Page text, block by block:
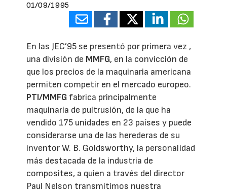
01/09/1995
En las JEC’95 se presentó por primera vez ,
una división de MMFG, en la convicción de
que los precios de la maquinaria americana
permiten competir en el mercado europeo.
PTI/MMFG fabrica principalmente
maquinaria de pultrusión, de la que ha
vendido 175 unidades en 23 países y puede
considerarse una de las herederas de su
inventor W. B. Goldsworthy, la personalidad
más destacada de la industria de
composites, a quien a través del director
Paul Nelson transmitimos nuestra